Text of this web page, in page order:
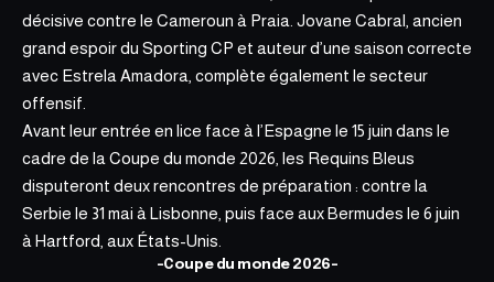
décisive contre le Cameroun à Praia. Jovane Cabral, ancien
grand espoir du Sporting CP et auteur d’une saison correcte
avec Estrela Amadora, complète également le secteur
offensif.
Avant leur entrée en lice face à l’Espagne le 15 juin dans le
cadre de la Coupe du monde 2026, les Requins Bleus
disputeront deux rencontres de préparation : contre la
Serbie le 31 mai à Lisbonne, puis face aux Bermudes le 6 juin
à Hartford, aux États-Unis.
-Coupe du monde 2026-